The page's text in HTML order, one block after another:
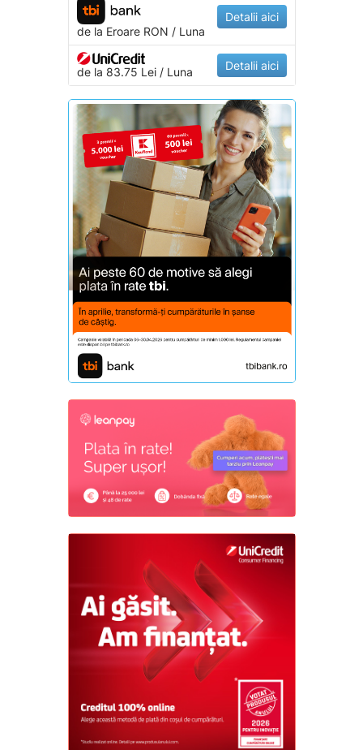
de la EroareRON / Luna
Detalii aici
de la 83.75 Lei / Luna Detalii aici